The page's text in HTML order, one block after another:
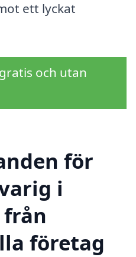
ett lyckat
och utan
för
i
från
företag